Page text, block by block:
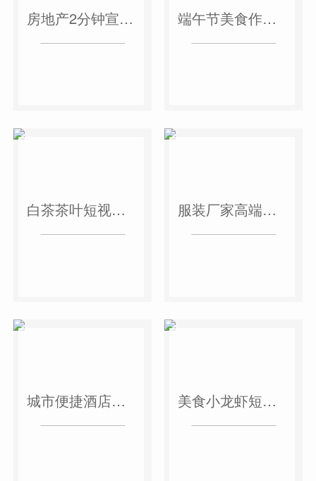
房地产2分钟宣传片 端午节美食作品短视频案例
白茶茶叶短视频作品 服装厂家高端短视频作品
城市便捷酒店短视频案例 美食小龙虾短视频案例